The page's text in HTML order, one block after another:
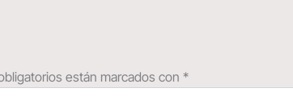
están marcados con *